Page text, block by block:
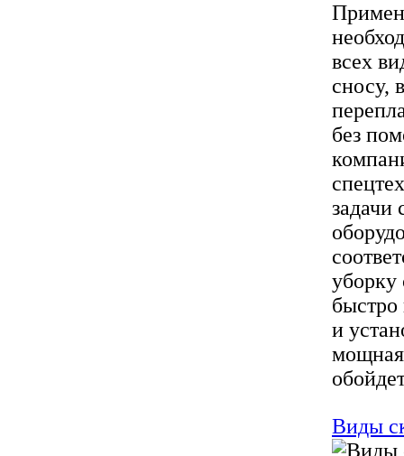
всех
сносу,
без
задачи
уборку
быстро
и
мощная
Виды